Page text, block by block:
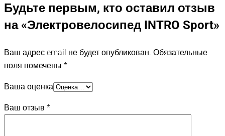
Будьте первым, кто оставил отзыв
на «Электровелосипед INTRO Sport»
Ваш адрес email не будет опубликован. Обязательные
поля помечены *
Ваша оценка
Ваш отзыв *